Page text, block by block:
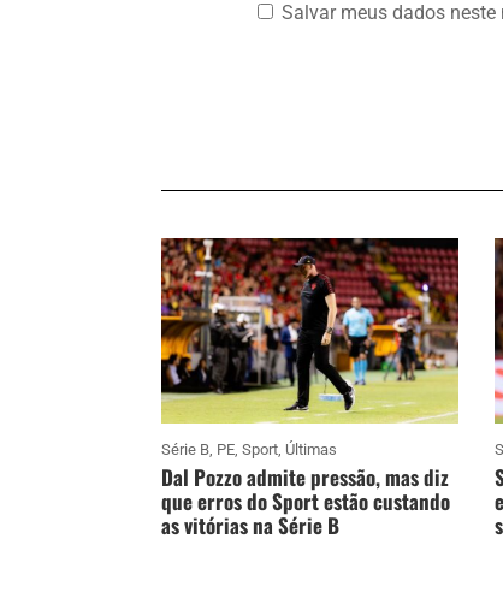
Salvar meus dados
Série B, PE,Sport, Últimas
Dal Pozzo admite pressão, mas diz
que erros do Sport estão custando
as vitórias na Série B